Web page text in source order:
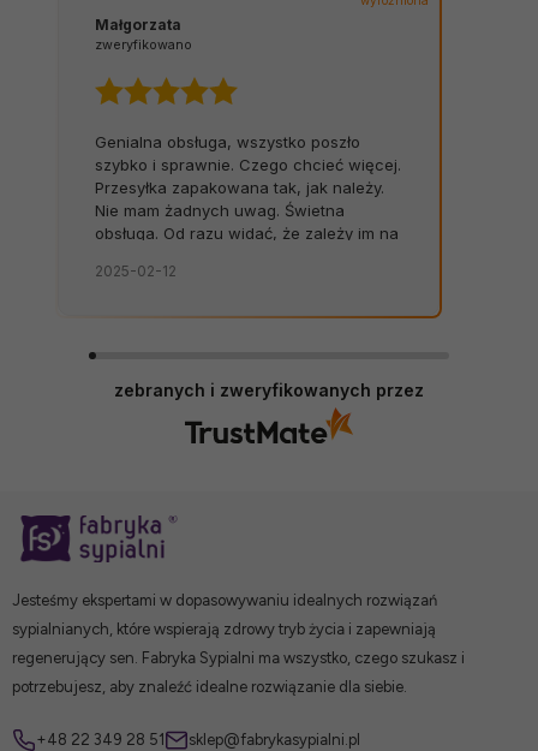
Małgorzata
zweryfikowano
Genialna obsługa, wszystko poszło
szybko i sprawnie. Czego chcieć więcej.
Przesyłka zapakowana tak, jak należy.
Nie mam żadnych uwag. Świetna
obsługa. Od razu widać, że zależy im na
czas, bez zbędnych nerwów. Sklep bez
2025-02-12
zebranych i zweryfikowanych przez
Jesteśmy ekspertami w dopasowywaniu idealnych rozwiązań
sypialnianych, które wspierają zdrowy tryb życia i zapewniają
regenerujący sen. Fabryka Sypialni ma wszystko, czego szukasz i
potrzebujesz, aby znaleźć idealne rozwiązanie dla siebie.
+48 22 349 28 51 sklep@fabrykasypialni.pl